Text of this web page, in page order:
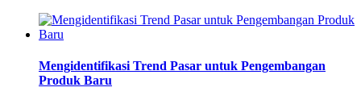
Mengidentifikasi Trend Pasar untuk Pengembangan
Produk Baru